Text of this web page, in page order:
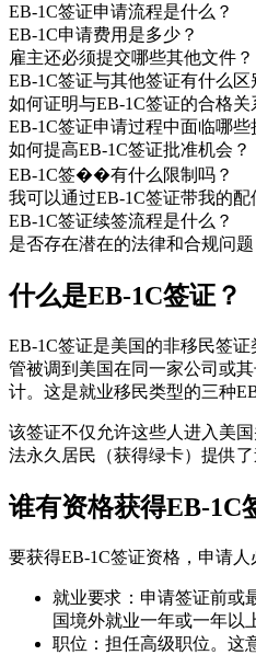
EB-1C签证申请流程是什么？
EB-1C申请费用是多少？
雇主还必须提交哪些其他文件？
EB-1C签证与其他签证有什么区
如何证明与EB-1C签证的合格关
EB-1C签证申请过程中面临哪些
如何提高EB-1C签证批准机会？
EB-1C签��有什么限制吗？
我可以通过EB-1C签证带我的配
EB-1C签证续签流程是什么？
是否存在潜在的法律和合规问题
什么是EB-1C签证？
EB-1C签证是美国的非移民签
管被调到美国在同一家公司或
计。这是就业移民类型的三种
该签证不仅允许这些人进入美
法永久居民（获得绿卡）提供了
谁有资格获得EB-1C
要获得EB-1C签证资格，申请人
就业要求：申请签证前或
国境外就业一年或一年以
职位：担任高级职位。这